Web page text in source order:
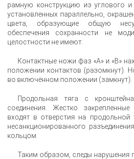
рамную конструкцию из углового
установленных параллельно,
цвета, образующие общую
обеспечения сохранности не
целостности не имеют.
Контактные ножи фаз «А» и «В»
положении контактов (разомкнут).
во включённом положении (замкнут).
Продольная тяга с
соединения. Жестко
входят в отверстия на продольной
несанкционированного
кольцом.
Таким образом, следы нарушения